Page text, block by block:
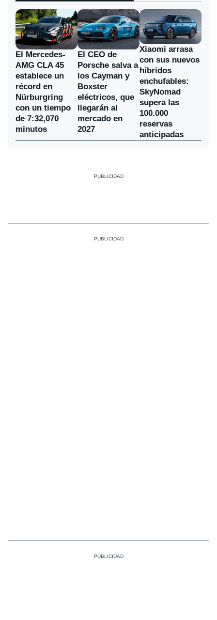
El Mercedes-
AMG CLA 45
establece un
récord en
Nürburgring
con un tiempo
de 7:32,070
minutos
El CEO de
Porsche salva a
los Cayman y
Boxster
eléctricos, que
llegarán al
mercado en
2027
Xiaomi arrasa
con sus nuevos
híbridos
enchufables:
SkyNomad
supera las
100.000
reservas
anticipadas